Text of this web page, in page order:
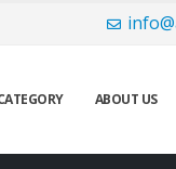
CHF), con opzioni
ABOUT US